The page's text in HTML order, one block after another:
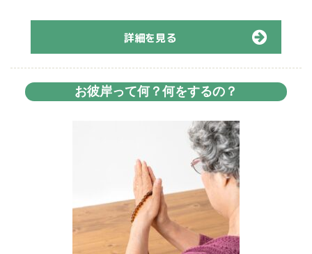
詳細を見る
お彼岸って何？何をするの？